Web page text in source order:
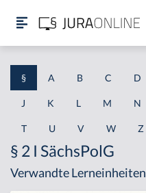
§ A B C D
J K L M N
T U V W Z
§ 2 I SächsPolG
Verwandte Lerneinheiten